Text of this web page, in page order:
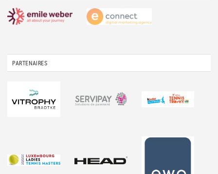
PARTENAIRES